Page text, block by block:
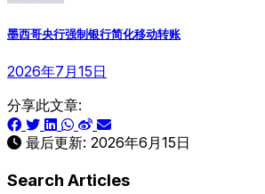
墨西哥央行强制银行简化移动转账
2026年7月15日
分享此文章:
最后更新: 2026年6月15日
Search Articles